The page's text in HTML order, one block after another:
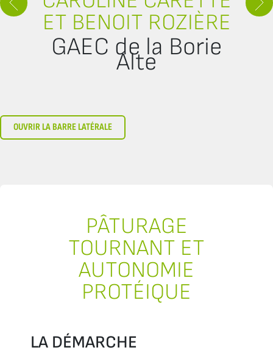
ET BENOIT ROZIÈRE
GAEC de la Borie
Alte
OUVRIR LA BARRE LATÉRALE
PÂTURAGE
TOURNANT ET
AUTONOMIE
PROTÉIQUE
LA DÉMARCHE